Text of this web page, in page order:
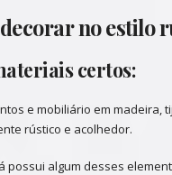
no estilo
certos:
e mobiliário em madeira,
rústico e acolhedor.
possui algum desses